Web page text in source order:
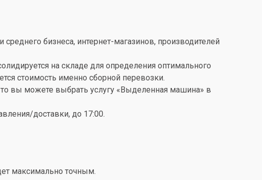
бизнеса, интернет-магазинов, производителей
на складе для определения оптимального
стоимость именно сборной перевозки.
то вы можете выбрать услугу «Выделенная машина» в
доставки, до 17:00.
максимально точным.